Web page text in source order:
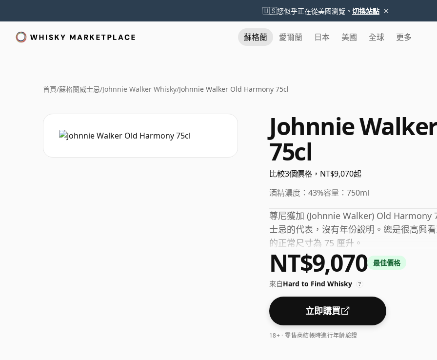
🇺🇸您似乎正在從美國瀏覽。 切換站點 ×
蘇格蘭 愛爾蘭 日本 美國 全球 更多
首頁/蘇格蘭威士忌/Johnnie Walker Whisky/Johnnie Walker Old Harmony 75cl
Johnnie
75cl
比較3個價格，NT$9,070起
酒精濃度： 43%容量： 750ml
尊尼獲加 (Johnnie Walker) Old Harmony
士忌的代表，沒有年份說明。總是很高興
的正常尺寸為 75 厘升。
NT$9,070 最佳價格
來自Hard to Find Whisky ?
立即購買
18+ · 零售商結帳時進行年齡驗證